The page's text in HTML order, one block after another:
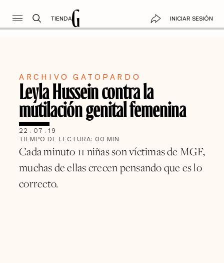
TIENDA INICIAR SESIÓN
ARCHIVO GATOPARDO
Leyla Hussein contra la
mutilación genital femenina
22 . 07 . 19
TIEMPO DE LECTURA: 00 MIN
Cada minuto 11 niñas son víctimas de MGF,
muchas de ellas crecen pensando que es lo
correcto.